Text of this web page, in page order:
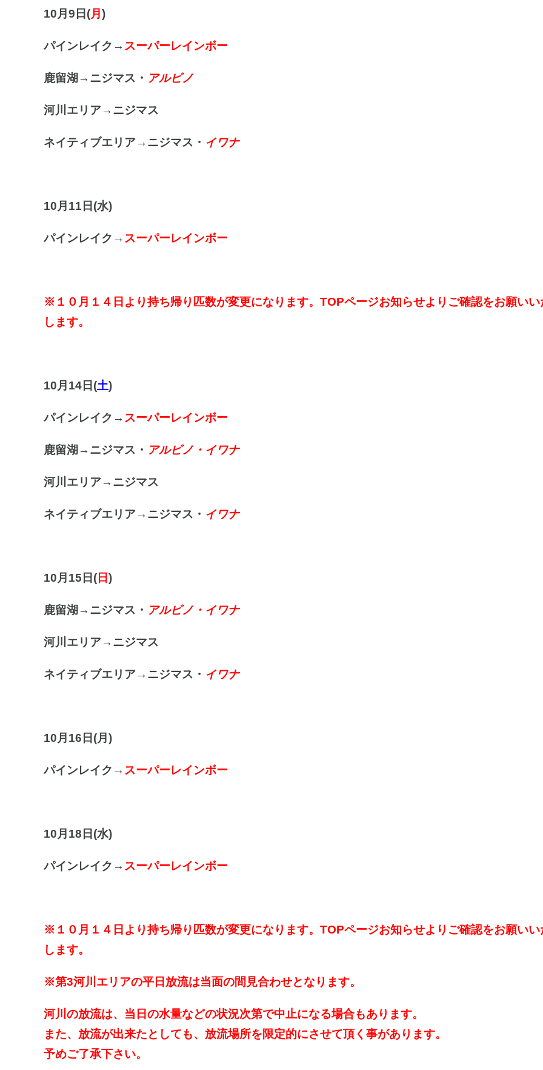
10月9日(月 )
パインレイク→ スーパーレインボー
鹿留湖→ニジマス・ アルビノ
河川エリア→ニジマス
ネイティブエリア→ニジマス・ イワナ
10月11日(水)
パインレイク→ スーパーレインボー
※１０月１４日より持ち帰り匹数が変更になります。TOPページお知らせよりご確認をお願いい
します。
10月14日(土)
パインレイク→ スーパーレインボー
鹿留湖→ニジマス・ アルビノ・イワナ
河川エリア→ニジマス
ネイティブエリア→ニジマス・ イワナ
10月15日( 日)
鹿留湖→ニジマス・ アルビノ・イワナ
河川エリア→ニジマス
ネイティブエリア→ニジマス・ イワナ
10月16 日(月 )
パインレイク→ スーパーレインボー
10月18日(水)
パインレイク→ スーパーレインボー
※１０月１４日より持ち帰り匹数が変更になります。TOPページお知らせよりご確認をお願いい
します。
※第3河川エリアの平日放流は当面の間見合わせとなります。
河川の放流は、当日の水量などの状況次第で中止になる場合もあります。
また、放流が出来たとしても、放流場所を限定的にさせて頂く事があります。
予めご了承下さい。